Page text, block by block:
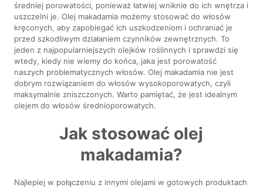
średniej porowatości, ponieważ łatwiej wniknie do ich wnętrza i
uszczelni je. Olej makadamia możemy stosować do włosów
kręconych, aby zapobiegać ich uszkodzeniom i ochraniać je
przed szkodliwym działaniem czynników zewnętrznych. To
jeden z najpopularniejszych olejków roślinnych i sprawdzi się
wtedy, kiedy nie wiemy do końca, jaka jest porowatość
naszych problematycznych włosów. Olej makadamia nie jest
dobrym rozwiązaniem do włosów wysokoporowatych, czyli
maksymalnie zniszczonych. Warto pamiętać, że jest idealnym
olejem do włosów średnioporowatych.
Jak stosować olej
makadamia?
Najlepiej w połączeniu z innymi olejami w gotowych produktach